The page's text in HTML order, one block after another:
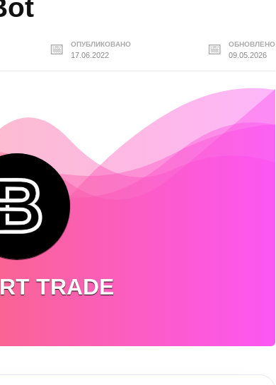
ОПУБЛИКОВАНО
17.06.2022
ОБНОВЛЕНО
09.05.2026
TRADE